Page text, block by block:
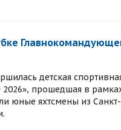
детская
прошедшая в
юные яхтсмены из